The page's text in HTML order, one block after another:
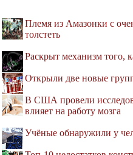
Племя из Амазонки с
толстеть
Раскрыт механизм того,
Открыли две новые
В США провели
влияет на работу мозга
Учёные обнаружили у